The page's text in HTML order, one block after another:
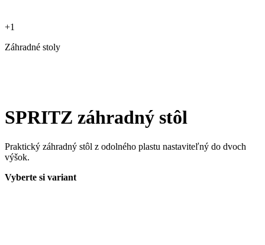
+1
Záhradné stoly
SPRITZ záhradný stôl
Praktický záhradný stôl z odolného plastu nastaviteľný do dvoch
výšok.
Vyberte si variant